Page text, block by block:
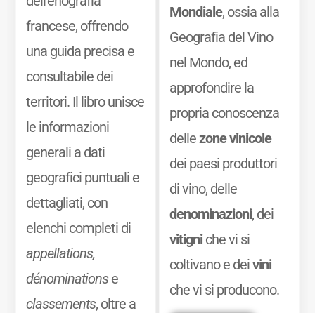
francese, offrendo
una guida precisa e
consultabile dei
territori. Il libro unisce
le informazioni
generali a dati
geografici puntuali e
dettagliati, con
elenchi completi di
appellations,
dénominationse
classements, oltre a
Mondiale, ossia alla
Geografia del Vino
nel Mondo, ed
approfondire la
propria conoscenza
dellezone vinicole
dei paesi produttori
di vino, delle
denominazioni, dei
vitigniche vi si
coltivano e deivini
che vi si producono.